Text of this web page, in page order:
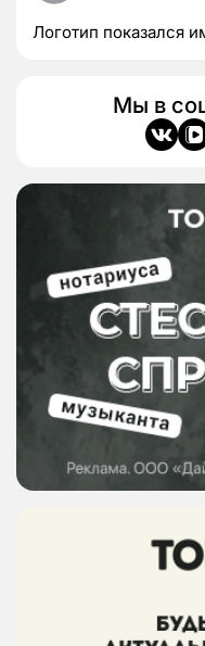
Логотип показался
Мы в